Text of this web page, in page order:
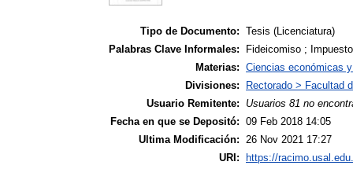
Tipo de Documento: Tesis (Licenciatura)
Palabras Clave Informales:
Fideicomiso ;
Materias: Ciencias económicas
Divisiones:
Rectorado > Facultad
Usuario Remitente:
Usuarios 81 no
Fecha en que se Depositó: 09 Feb 2018 14:05
Ultima Modificación: 26 Nov 2021 17:27
URI:
https://